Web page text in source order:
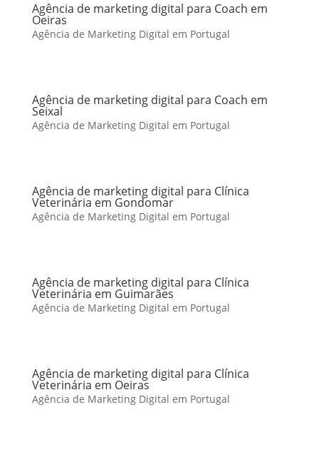
Agência de marketing digital para Coach em
Oeiras
Agência de Marketing Digital em Portugal
Agência de marketing digital para Coach em
Seixal
Agência de Marketing Digital em Portugal
Agência de marketing digital para Clínica
Veterinária em Gondomar
Agência de Marketing Digital em Portugal
Agência de marketing digital para Clínica
Veterinária em Guimarães
Agência de Marketing Digital em Portugal
Agência de marketing digital para Clínica
Veterinária em Oeiras
Agência de Marketing Digital em Portugal